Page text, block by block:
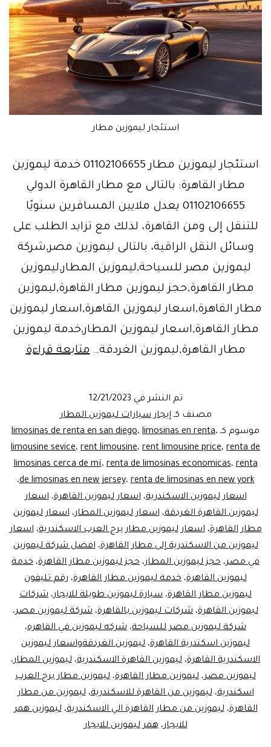
استئجار ليموزين مطار
استئجار ليموزين مطار 01102106655 خدمة ليموزين
مطار القاهرة: بالتالى مع مطار القاهرة الدولي
01102106655 يعدل ملايين المسافرين سنويًا
للتنقل إلى ومن القاهرة، لذلك مع تزايد الطلب على
وسائل النقل الراقية، بالتالى ليموزين مصر,شركة
ليموزين مصر للسياحة,ليموزين المطار,ليموزين
مطار القاهرة,حجز ليموزين مطار القاهرة,ليموزين
مطار القاهرة,اسعار ليموزين القاهرة,اسعار ليموزين
مطار القاهرة,اسعار ليموزين المطار,خدمة ليموزين
مطار القاهرة,ليموزين الغردقة…متابعة قراءة
تم النشر في 12/21/2023
مصنف كـإيجار سيارات ليموزين المطار
موسوم كـ
limosinas de renta en san diego، limosinas en renta،
limousine sevice، rent limousine، rent limousine price، renta de
limosinas cerca de mí،renta de limosinas economicas،renta
de limosinas en new jersey،renta de limosinas en new york
،
اسعار ليموزين الاسكندرية،اسعار ليموزين القاهرة،اسعار
ليموزين القاهرة الغردقة،اسعار ليموزين المطار،اسعار ليموزين
مطار القاهرة،اسعار ليموزين مطار برج العرب الاسكندرية،اسعار
ليموزين من الاسكندرية إلى مطار القاهرة،افضل شركة ليموزين
في مصر، حجز ليموزين المطار، حجز ليموزين مطار القاهرة، خدمة
ليموزين القاهرة، خدمة ليموزين مطار القاهرة، رقم تليفون
ليموزين مطار القاهرة، سيارة ليموزين طويلة للايجار، شركات
ليموزين القاهرة، شركات ليموزين بالقاهرة، شركة ليموزين مصر،
شركة ليموزين مصر للسياحة، شركه ليموزين في القاهره،
ليموزين اسكندرية القاهرة، ليموزين الغردقةواسعار ليموزين
الاسكندرية القاهرة، ليموزين القاهرة الاسكندرية، ليموزين المطار،
ليموزين مصر، ليموزين مطار القاهرة، ليموزين مطار برج العرب
اسكندرية،ليموزين من القاهرة للاسكندرية،ليموزين من مطار
القاهرة،ليموزين من مطار القاهرة الي الاسكندرية،ليموزين همر
للايجار،همر ليموزين للايجار